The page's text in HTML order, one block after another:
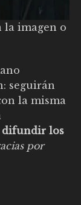
la imagen o
seguirán
la misma
difundir los
por